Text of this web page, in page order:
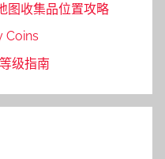
图收集品位置攻略
Coins
级指南